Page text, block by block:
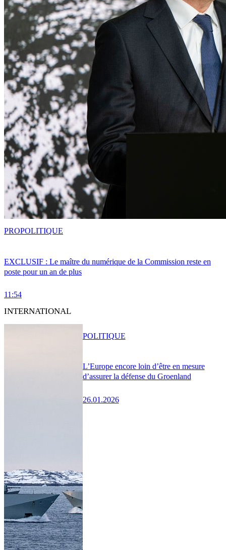
EXCLUSIF : Le maître du numérique de la Commission reste en
poste pour un an de plus
11:54
PROPOLITIQUE
INTERNATIONAL
L’Europe encore loin d’être en mesure
d’assurer la défense du Groenland
26.01.2026
POLITIQUE